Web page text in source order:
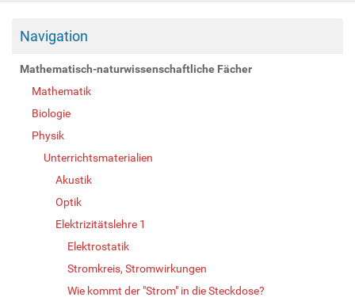
Navigation
Mathematisch-naturwissenschaftliche Fächer
Mathematik
Biologie
Physik
Unterrichtsmaterialien
Akustik
Optik
Elektrizitätslehre 1
Elektrostatik
Stromkreis, Stromwirkungen
Wie kommt der "Strom" in die Steckdose?